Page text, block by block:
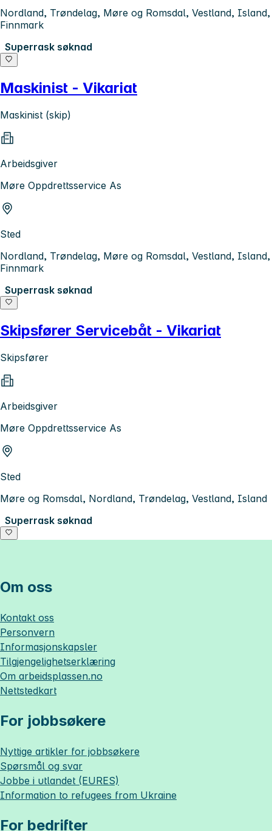
Nordland, Trøndelag, Møre og Romsdal, Vestland, Island,
Finnmark
Superrask søknad
Maskinist - Vikariat
Maskinist (skip)
Arbeidsgiver
Møre Oppdrettsservice As
Sted
Nordland, Trøndelag, Møre og Romsdal, Vestland, Island,
Finnmark
Superrask søknad
Skipsfører Servicebåt - Vikariat
Skipsfører
Arbeidsgiver
Møre Oppdrettsservice As
Sted
Møre og Romsdal, Nordland, Trøndelag, Vestland, Island
Superrask søknad
Om oss
Kontakt oss
Personvern
Informasjonskapsler
Tilgjengelighetserklæring
Om arbeidsplassen.no
Nettstedkart
For jobbsøkere
Nyttige artikler for jobbsøkere
Spørsmål og svar
Jobbe i utlandet (EURES)
Information to refugees from Ukraine
For bedrifter